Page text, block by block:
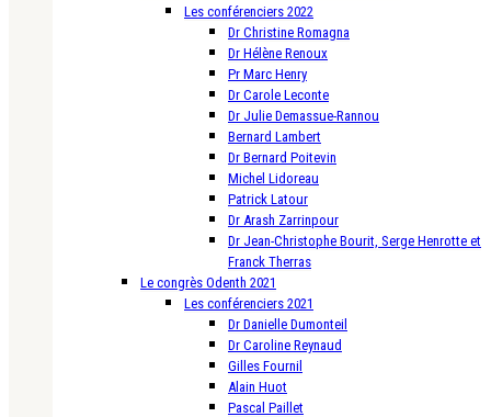
Les conférenciers 2022
Dr Christine Romagna
Dr Hélène Renoux
Pr Marc Henry
Dr Carole Leconte
Dr Julie Demassue-Rannou
Bernard Lambert
Dr Bernard Poitevin
Michel Lidoreau
Patrick Latour
Dr Arash Zarrinpour
Dr Jean-Christophe Bourit, Serge Henrotte et
Franck Therras
Le congrès Odenth 2021
Les conférenciers 2021
Dr Danielle Dumonteil
Dr Caroline Reynaud
Gilles Fournil
Alain Huot
Pascal Paillet